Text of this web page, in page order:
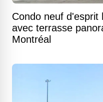
Condo neuf d'esprit
avec terrasse
Montréal